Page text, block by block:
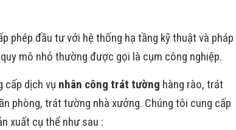
phép đầu tư với hệ thống hạ tầng kỹ thuật và pháp
mô nhỏ thường được gọi là cụm công nghiệp.
cấp dịch vụ nhân công trát tường hàng rào, trát
phòng, trát tường nhà xưởng. Chúng tôi cung cấp
xuất cụ thể như sau :